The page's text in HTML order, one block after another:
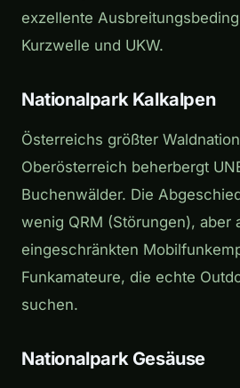
exzellente
Kurzwelle und UKW.
Nationalpark Kalkalpen
Österreichs größter
Oberösterreich beherbergt
Buchenwälder. Die
wenig QRM (Störungen), aber
eingeschränkten
Funkamateure, die echte
suchen.
Nationalpark Gesäuse